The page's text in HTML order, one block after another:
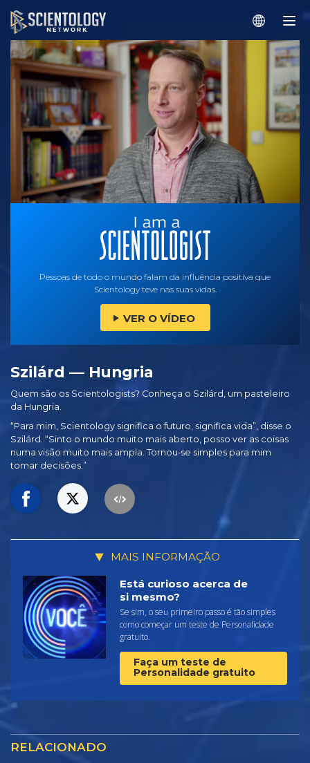
Pessoas de todo o mundo falam da influência positiva que
Scientology teve nas suas vidas.
VER O VÍDEO
Szilárd — Hungria
Quem são os Scientologists? Conheça o Szilárd, um pasteleiro
da Hungria.
“Para mim, Scientology significa o futuro, significa vida”, disse o
Szilárd. “Sinto o mundo muito mais aberto, posso ver as coisas
numa visão muito mais ampla. Tornou‑se simples para mim
tomar decisões.”
MAIS INFORMAÇÃO
Está curioso acerca de
si mesmo?
Se sim, o seu primeiro passo é tão simples
como começar um teste de Personalidade
gratuito.
Faça um teste de
Personalidade gratuito
RELACIONADO